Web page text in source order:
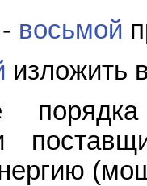
- восьмой
изложить